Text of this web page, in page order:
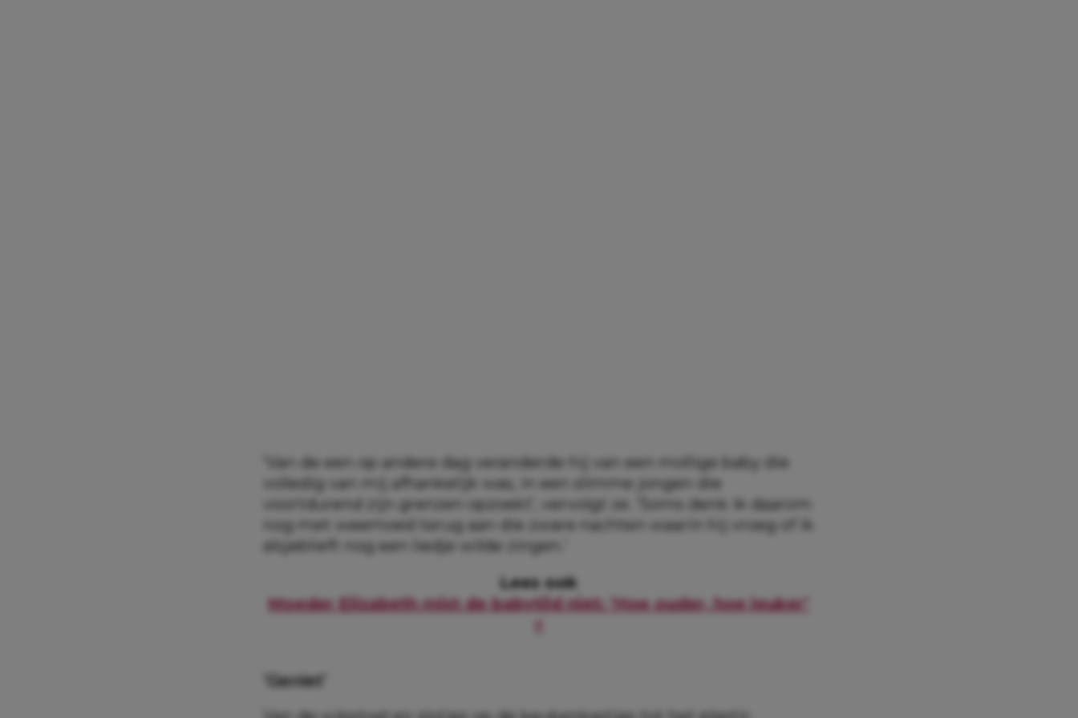
‘Van de een op andere dag veranderde hij van een mollige baby die
volledig van mij afhankelijk was, in een slimme jongen die
voortdurend zijn grenzen opzoekt’, vervolgt ze. ‘Soms denk ik daarom
nog met weemoed terug aan die zware nachten waarin hij vroeg of ik
alsjeblieft nog een liedje wilde zingen.’
Lees ook
Moeder Elizabeth mist de babytijd niet: ‘Hoe ouder, hoe leuker’
>
‘Geniet’